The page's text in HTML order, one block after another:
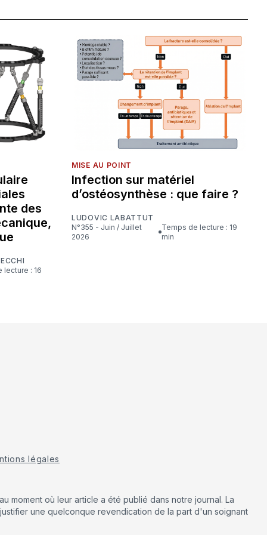
des
MISE AU POINT
Infection sur matériel
d’ostéosynthèse : que faire ?
LUDOVIC LABATTUT
N°355 - Juin / Juillet
2026
Temps de lecture : 19
min
légales
moment où leur article a été publié dans notre journal. La
une quelconque revendication de la part d'un soignant